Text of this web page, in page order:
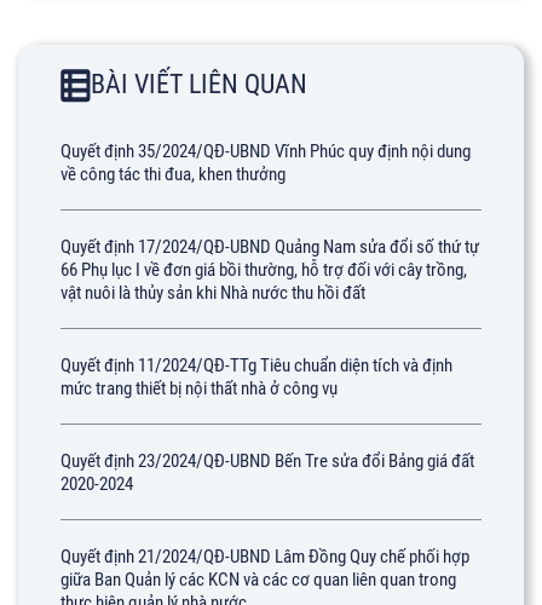
BÀI VIẾT LIÊN QUAN
Quyết định 35/2024/QĐ-UBND Vĩnh Phúc quy định nội dung
về công tác thi đua, khen thưởng
Quyết định 17/2024/QĐ-UBND Quảng Nam sửa đổi số thứ tự
66 Phụ lục I về đơn giá bồi thường, hỗ trợ đối với cây trồng,
vật nuôi là thủy sản khi Nhà nước thu hồi đất
Quyết định 11/2024/QĐ-TTg Tiêu chuẩn diện tích và định
mức trang thiết bị nội thất nhà ở công vụ
Quyết định 23/2024/QĐ-UBND Bến Tre sửa đổi Bảng giá đất
2020-2024
Quyết định 21/2024/QĐ-UBND Lâm Đồng Quy chế phối hợp
giữa Ban Quản lý các KCN và các cơ quan liên quan trong